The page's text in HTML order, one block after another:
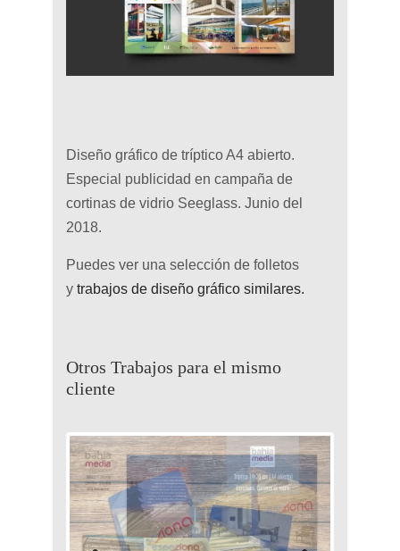
Diseño gráfico de tríptico A4 abierto.
Especial publicidad en campaña de
cortinas de vidrio Seeglass. Junio del
2018.
Puedes ver una selección de folletos
y trabajos de diseño gráfico similares.
Otros Trabajos para el mismo
cliente